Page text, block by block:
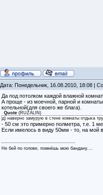
Дата: Понедельник, 16.08.2010, 18:08 |
Да под потолком каждой влажной
А проще - из моечной, парной и
котельной(для своего же блага).
Quote(RUZALIN )
д) наверно замурую в стене комнаты отдыха
- 50 см это примерно полметра, т.е. 1
Если имелось в виду 50мм - то, на мой
Не бей по голове, помнёшь мою бандану....